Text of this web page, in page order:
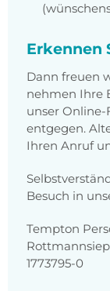
Erkennen
Dann freuen
nehmen Ihre
unser Online-
entgegen.
Ihren Anruf
Besuch in
Tempton
1773795-0